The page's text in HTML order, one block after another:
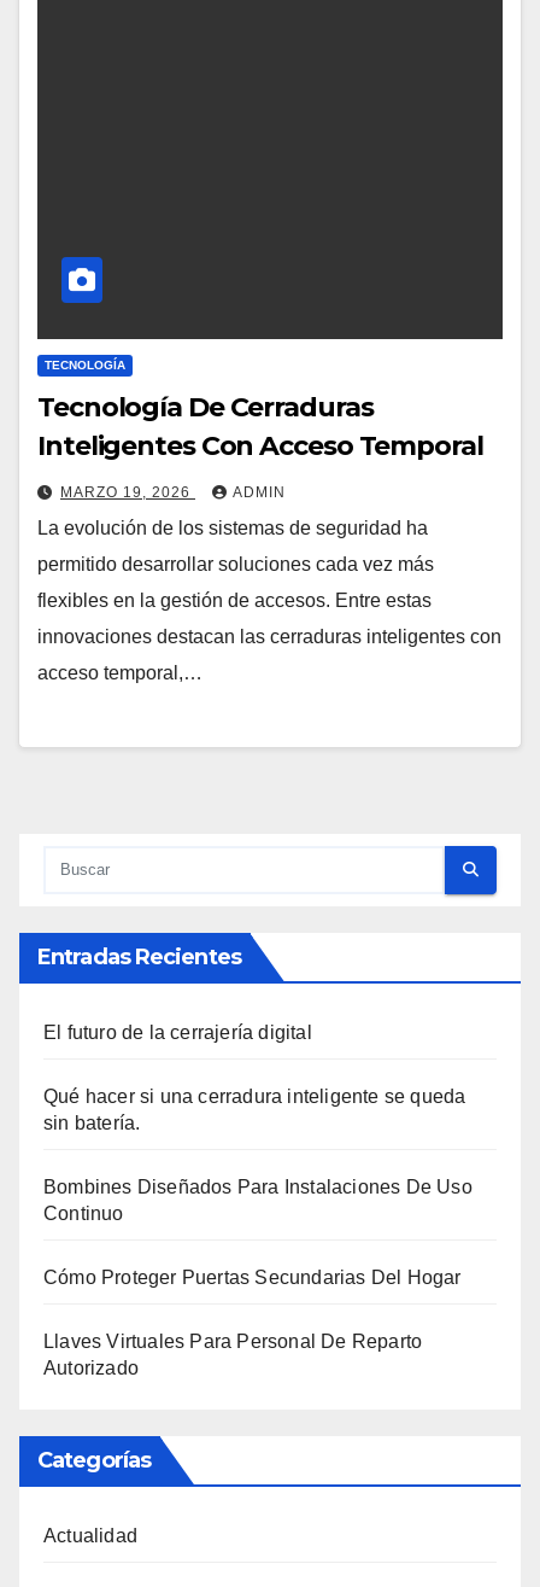
TECNOLOGÍA
Tecnología De Cerraduras
Inteligentes Con Acceso Temporal
MARZO 19, 2026 ADMIN
La evolución de los sistemas de seguridad ha
permitido desarrollar soluciones cada vez más
flexibles en la gestión de accesos. Entre estas
innovaciones destacan las cerraduras inteligentes con
acceso temporal,…
Entradas Recientes
El futuro de la cerrajería digital
Qué hacer si una cerradura inteligente se queda
sin batería.
Bombines Diseñados Para Instalaciones De Uso
Continuo
Cómo Proteger Puertas Secundarias Del Hogar
Llaves Virtuales Para Personal De Reparto
Autorizado
Categorías
Actualidad